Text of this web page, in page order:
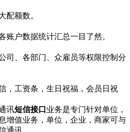
配额数。
账户数据统计汇总一目了然。
司、各部门、众雇员等权限控制分
，工资条，生日祝福，会员日祝
讯短信接口 业务是专门针对单位，
增值业务，单位，企业，商家可与
通讯，